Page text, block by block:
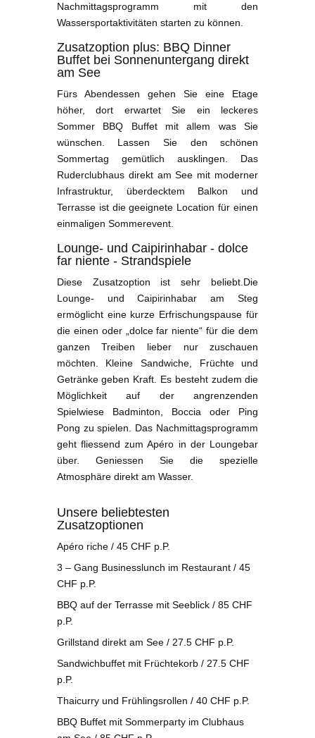
Nachmittagsprogramm mit den
Wassersportaktivitäten starten zu können.
Zusatzoption plus: BBQ Dinner
Buffet bei Sonnenuntergang direkt
am See
Fürs Abendessen gehen Sie eine Etage
höher, dort erwartet Sie ein leckeres
Sommer BBQ Buffet mit allem was Sie
wünschen. Lassen Sie den schönen
Sommertag gemütlich ausklingen. Das
Ruderclubhaus direkt am See mit moderner
Infrastruktur, überdecktem Balkon und
Terrasse ist die geeignete Location für einen
einmaligen Sommerevent.
Lounge- und Caipirinhabar - dolce
far niente - Strandspiele
Diese Zusatzoption ist sehr beliebt.Die
Lounge- und Caipirinhabar am Steg
ermöglicht eine kurze Erfrischungspause für
die einen oder „dolce far niente“ für die dem
ganzen Treiben lieber nur zuschauen
möchten. Kleine Sandwiche, Früchte und
Getränke geben Kraft. Es besteht zudem die
Möglichkeit auf der angrenzenden
Spielwiese Badminton, Boccia oder Ping
Pong zu spielen. Das Nachmittagsprogramm
geht fliessend zum Apéro in der Loungebar
über. Geniessen Sie die spezielle
Atmosphäre direkt am Wasser.
Unsere beliebtesten
Zusatzoptionen
Apéro riche / 45 CHF p.P.
3 – Gang Businesslunch im Restaurant / 45
CHF p.P.
BBQ auf der Terrasse mit Seeblick / 85 CHF
p.P.
Grillstand direkt am See / 27.5 CHF p.P.
Sandwichbuffet mit Früchtekorb / 27.5 CHF
p.P.
Thaicurry und Frühlingsrollen / 40 CHF p.P.
BBQ Buffet mit Sommerparty im Clubhaus